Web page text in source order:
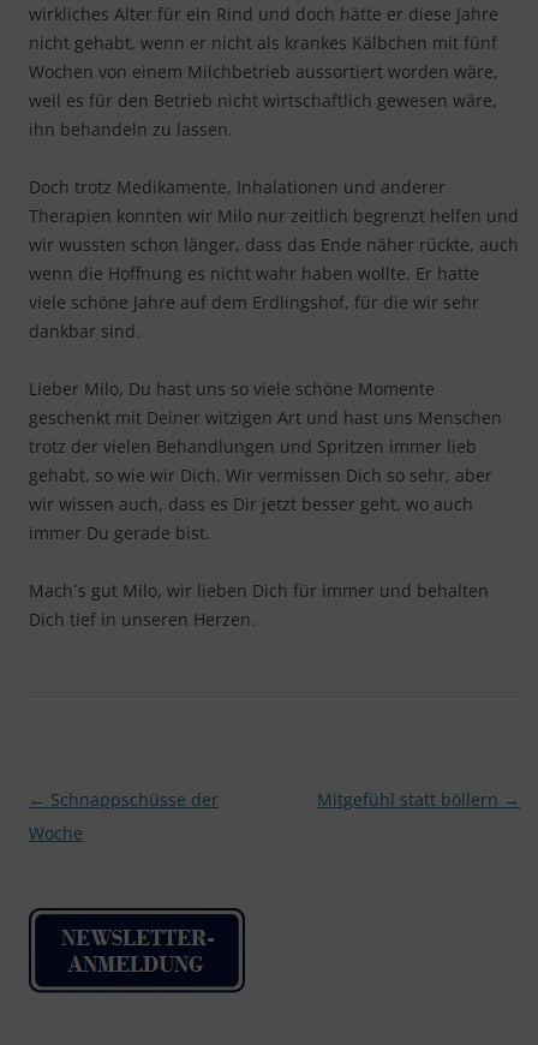
wirkliches Alter für ein Rind und doch hätte er diese Jahre
nicht gehabt, wenn er nicht als krankes Kälbchen mit fünf
Wochen von einem Milchbetrieb aussortiert worden wäre,
weil es für den Betrieb nicht wirtschaftlich gewesen wäre,
ihn behandeln zu lassen.
Doch trotz Medikamente, Inhalationen und anderer
Therapien konnten wir Milo nur zeitlich begrenzt helfen und
wir wussten schon länger, dass das Ende näher rückte, auch
wenn die Hoffnung es nicht wahr haben wollte. Er hatte
viele schöne Jahre auf dem Erdlingshof, für die wir sehr
dankbar sind.
Lieber Milo, Du hast uns so viele schöne Momente
geschenkt mit Deiner witzigen Art und hast uns Menschen
trotz der vielen Behandlungen und Spritzen immer lieb
gehabt, so wie wir Dich. Wir vermissen Dich so sehr, aber
wir wissen auch, dass es Dir jetzt besser geht, wo auch
immer Du gerade bist.
Mach´s gut Milo, wir lieben Dich für immer und behalten
Dich tief in unseren Herzen.
Beitragsnavigation
← Schnappschüsse der
Woche
Mitgefühl statt böllern →